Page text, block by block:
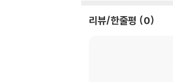
리뷰/한줄평 0